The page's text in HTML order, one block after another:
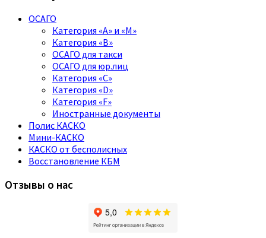
ОСАГО
Категория «A» и «M»
Категория «B»
ОСАГО для такси
ОСАГО для юр.лиц
Категория «C»
Категория «D»
Категория «F»
Иностранные документы
Полис КАСКО
Мини-КАСКО
КАСКО от бесполисных
Восстановление КБМ
Отзывы о нас